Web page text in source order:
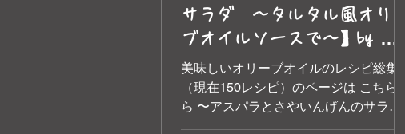
サラダ ～タルタル風オリー
ブオイルソースで～】by 美
味しいオリーブオイル｜トス
カーナ エ トスカーナ
美味しいオリーブオイルのレシピ総集編
（現在150レシピ）のページは こちらか
ら 〜アスパラとさやいんげんのサラ
ダ ～タルタル風オリーブオイルソース